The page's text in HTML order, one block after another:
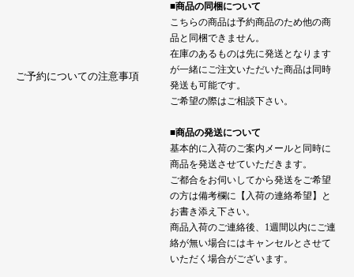
ご予約についての注意事項
■商品の同梱について
こちらの商品は予約商品のため他の商
品と同梱できません。
在庫のあるものは先に発送となります
が一緒にご注文いただいた商品は同時
発送も可能です。
ご希望の際はご相談下さい。
■商品の発送について
基本的に入荷のご案内メールと同時に
商品を発送させていただきます。
ご都合をお伺いしてから発送をご希望
の方は備考欄に【入荷の連絡希望】と
お書き添え下さい。
商品入荷のご連絡後、1週間以内にご連
絡が無い場合にはキャンセルとさせて
いただく場合がございます。